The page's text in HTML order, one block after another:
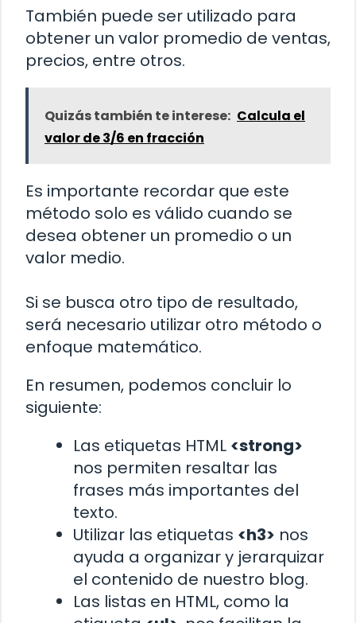
También puede ser utilizado para
obtener un valor promedio de ventas,
precios, entre otros.
Quizás también te interese: Calcula el
valor de 3/6 en fracción
Es importante recordar que este
método solo es válido cuando se
desea obtener un promedio o un
valor medio.
Si se busca otro tipo de resultado,
será necesario utilizar otro método o
enfoque matemático.
En resumen, podemos concluir lo
siguiente:
Las etiquetas HTML <strong>
nos permiten resaltar las
frases más importantes del
texto.
Utilizar las etiquetas <h3> nos
ayuda a organizar y jerarquizar
el contenido de nuestro blog.
Las listas en HTML, como la